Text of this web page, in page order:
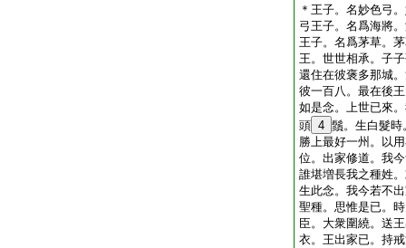
＊王子。名妙色弓
弓王子。名爲海將
王子。名爲茅草。
王。世世相承。子
還住在彼褒多那城
彼一百八。最在後
如是念。上世已來
頭 4 鬚。生白髮時
勝上最好一州。以
位。出家修道。我
誰堪増長我之種姓
生此念。我今若不
聖種。思惟是已。
臣。大衆圍繞。送
衣。王出家已。持